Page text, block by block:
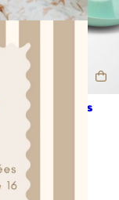
gigognes
jaune